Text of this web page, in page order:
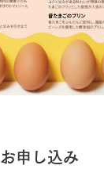
お申し込み